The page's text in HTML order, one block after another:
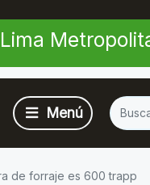
de forraje es 600 trapp